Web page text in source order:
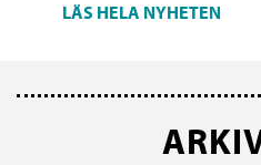
LÄS HELA NYHETEN